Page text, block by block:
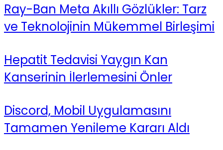
Ray-Ban Meta Akıllı Gözlükler: Tarz
ve Teknolojinin Mükemmel Birleşimi
Hepatit Tedavisi Yaygın Kan
Kanserinin İlerlemesini Önler
Discord, Mobil Uygulamasını
Tamamen Yenileme Kararı Aldı